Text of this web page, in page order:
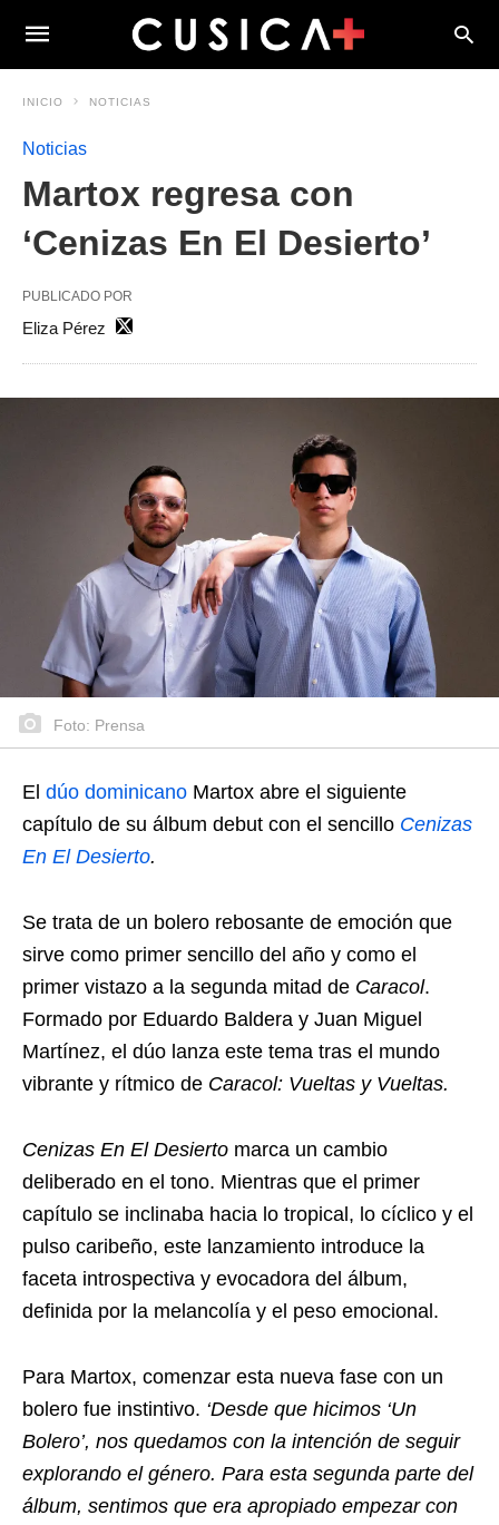
INICIO NOTICIAS
Noticias
Martox regresa con
‘Cenizas En El Desierto’
PUBLICADO POR
Eliza Pérez
Foto: Prensa
El dúo dominicano Martox abre el siguiente
capítulo de su álbum debut con el sencillo Cenizas
En El Desierto.
Se trata de un bolero rebosante de emoción que
sirve como primer sencillo del año y como el
primer vistazo a la segunda mitad de Caracol.
Formado por Eduardo Baldera y Juan Miguel
Martínez, el dúo lanza este tema tras el mundo
vibrante y rítmico de Caracol: Vueltas y Vueltas.
Cenizas En El Desierto marca un cambio
deliberado en el tono. Mientras que el primer
capítulo se inclinaba hacia lo tropical, lo cíclico y el
pulso caribeño, este lanzamiento introduce la
faceta introspectiva y evocadora del álbum,
definida por la melancolía y el peso emocional.
Para Martox, comenzar esta nueva fase con un
bolero fue instintivo. ‘Desde que hicimos ‘Un
Bolero’, nos quedamos con la intención de seguir
explorando el género. Para esta segunda parte del
álbum, sentimos que era apropiado empezar con